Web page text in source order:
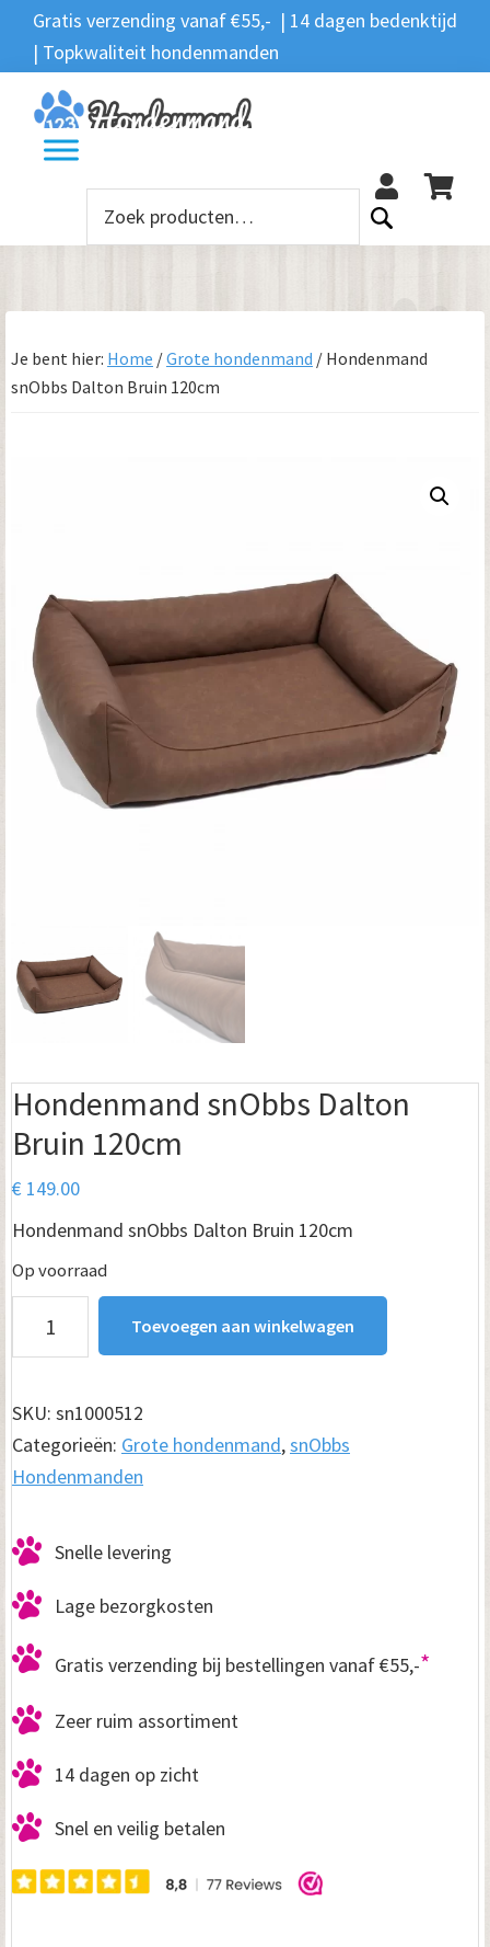
Spring
naar
de
hoofdnavigatie
Door
naar
de
hoofd
inhoud
Spring
naar
de
voettekst
Gratis verzending vanaf €55,- | 14 dagen bedenktijd
| Topkwaliteit hondenmanden
Zoeken
Zoeken
naar:
Je bent hier: Home /Grote hondenmand / Hondenmand
snObbs Dalton Bruin 120cm
Hondenmand snObbs Dalton
Bruin 120cm
€ 149.00
Hondenmand snObbs Dalton Bruin 120cm
Op voorraad
snObbs
Bruin
120cm
aantal
Toevoegen aan winkelwagen
SKU: sn1000512
Categorieën: Grote hondenmand,snObbs
Hondenmanden
Snelle levering
Lage bezorgkosten
Gratis verzending bij bestellingen vanaf €55,-*
Zeer ruim assortiment
14 dagen op zicht
Snel en veilig betalen